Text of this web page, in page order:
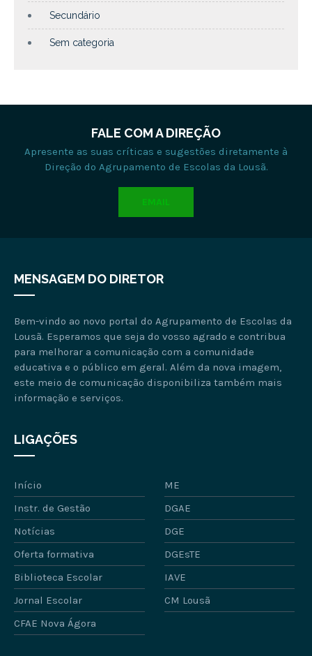
Secundário
Sem categoria
FALE COM A DIREÇÃO
Apresente as suas críticas e sugestões diretamente à
Direção do Agrupamento de Escolas da Lousã.
EMAIL
MENSAGEM DO DIRETOR
Bem-vindo ao novo portal do Agrupamento de Escolas da
Lousã. Esperamos que seja do vosso agrado e contribua
para melhorar a comunicação com a comunidade
educativa e o público em geral. Além da nova imagem,
este meio de comunicação disponibiliza também mais
informação e serviços.
LIGAÇÕES
Início
ME
Instr. de Gestão
DGAE
Notícias
DGE
Oferta formativa
DGEsTE
Biblioteca Escolar
IAVE
Jornal Escolar
CM Lousã
CFAE Nova Ágora